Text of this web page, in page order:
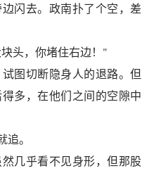
闪去。政南扑了个空，差
头，你堵住右边！"
图切断隐身人的退路。但
多，在他们之间的空隙中
。
几乎看不见身形，但那股